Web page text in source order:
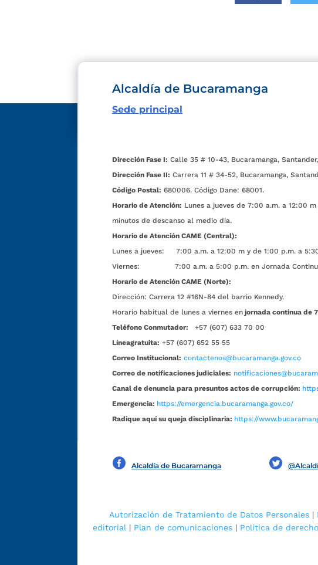
Alcaldía de Bucaramanga
Sede principal
Dirección Fase I: Calle 35 # 10-43, Bucaramanga,
Dirección Fase II: Carrera 11 # 34-52, Bucaramanga,
Código Postal: 680006. Código Dane: 68001.
Horario de Atención: Lunes a jueves de 7:00 a.m. a 12:00
minutos de descanso al medio día.
Horario de Atención CAME (Central):
Lunes a jueves: 7:00 a.m. a 12:00 m y de 1:00 p.m. a
Viernes: 7:00 a.m. a 5:00 p.m. en Jornada Continua
Horario de Atención CAME (Norte):
Dirección: Carrera 12 #16N-84 del barrio Kennedy.
Horario habitual de lunes a viernes en jornada continua de
Teléfono Conmutador:
+57 (607) 633 70 00
Líneagratuita: +57 (607) 652 55 55
Correo Institucional: contactenos@bucaramanga.gov.co
Correo de notificaciones judiciales:
Canal de denuncia para presuntos actos de corrupción:
Emergencia: https://emergencia.bucaramanga.gov.co/
Radique aquí su queja disciplinaria: https://
Alcaldía de Bucaramanga
Autorización de Tratamiento de Datos Personales |
editorial | Plan de comunicaciones | Política de